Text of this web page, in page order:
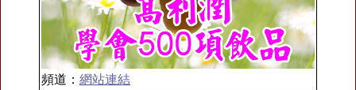
頻道： 網站連結